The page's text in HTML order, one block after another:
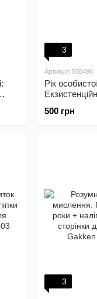
3
Артикул: 550496
Рік
500 грн
3